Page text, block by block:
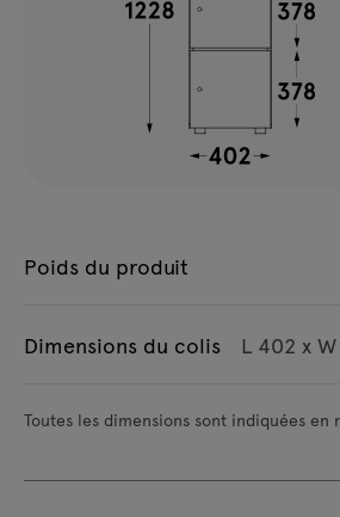
Poids du produit
Dimensions du colis L 402 x
Toutes les dimensions sont indiquées en